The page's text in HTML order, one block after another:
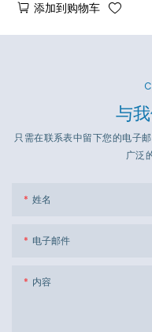
添加到购物车
与
只需在联系表中留下您的电子
广泛
姓名
电子邮件
内容